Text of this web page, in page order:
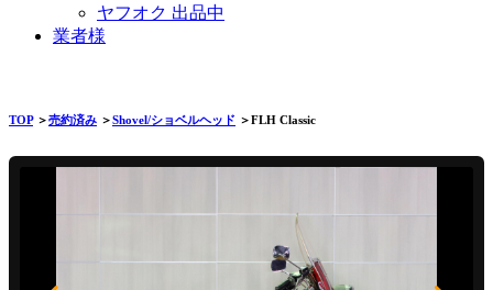
ヤフオク 出品中
業者様
TOP＞売約済み ＞Shovel/ショベルヘッド ＞FLH Classic